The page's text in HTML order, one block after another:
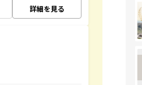
詳細を見る